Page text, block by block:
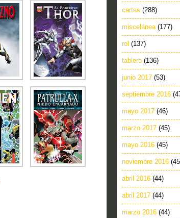
cartas (288)
miscelánea (177)
rol (137)
tablero (136)
junio 2017 (53)
septiembre 2016
mayo 2017 (46)
marzo 2017 (45)
mayo 2016 (45)
noviembre 2016
abril 2016 (44)
abril 2017 (44)
marzo 2016 (44)